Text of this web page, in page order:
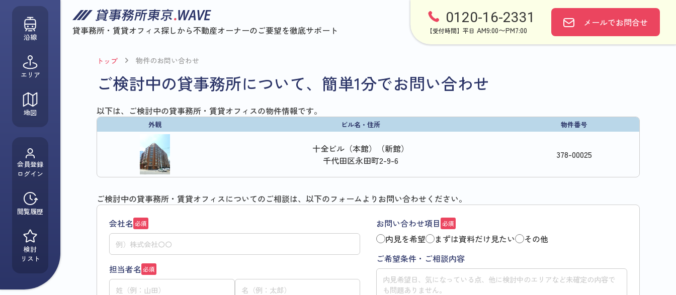
貸事務所・賃貸オフィス探しから不動産オーナーのご要望を徹底サポート
0120-16-2331
【受付時間】平日 AM9:00〜PM7:00
メールでお問合せ
沿線
エリア
地図
会員登録
ログイン
閲覧履歴
検討
リスト
トップ 物件のお問い合わせ
ご検討中の貸事務所について、簡単1分でお問い合わせ
以下は、ご検討中の貸事務所・賃貸オフィスの物件情報です。
外観 ビル名・住所 物件番号
十全ビル（本館）（新館）
千代田区永田町2-9-6
378-00025
ご検討中の貸事務所・賃貸オフィスについてのご相談は、以下のフォームよりお問い合わせください。
会社名 必須
担当者名 必須
お問い合わせ項目 必須
内見を希望 まずは資料だけ見たい
その他
ご希望条件・ご相談内容